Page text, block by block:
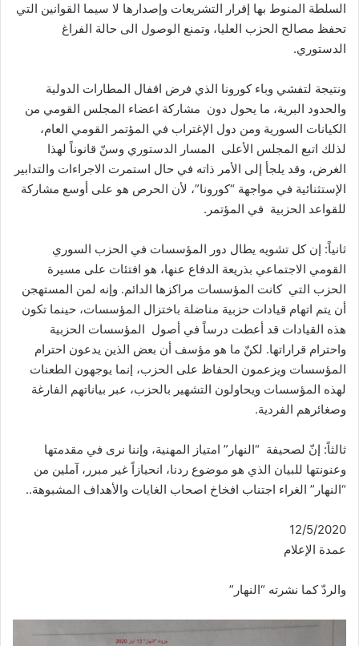
السلطة المنوط بها إقرار التشريعات وإصدارها لا سيما القوانين التي
تحفظ مصالح الحزب العليا، وتمنع الوصول الى حالة الفراغ
الدستوري.
ونتيجة لتفشي وباء كورونا الذي فرض اقفال المطارات الدولية
والحدود البرية، ما يحول دون مشاركة اعضاء المجلس القومي من
الكيانات السورية ومن دول الإغتراب في المؤتمر القومي العام،
لذلك اتبع المجلس الأعلى المسار الدستوري وسنّ قانوناً لهذا
الغرض، وقد يلجأ إلى الأمر ذاته في حال استمرت الاجراءات والتدابير
الإستثنائية في مواجهة “كورونا”، لأن الحرص هو على أوسع مشاركة
للقواعد الحزبية في المؤتمر.
ثانياً: إن كل تشويه يطال دور المؤسسات في الحزب السوري
القومي الاجتماعي بذريعة الدفاع عنها، هو افتئات على مسيرة
الحزب التي كانت المؤسسات مراكزها الدائم. وإنه لمن المستهجن
أن يتم اتهام قيادات حزبية مناضلة باختزال المؤسسات، حينما تكون
هذه القيادات قد أعطت درساً في أصول المؤسسات الحزبية
واحترام قراراتها. لكنّ ما هو مؤسف أن بعض الذين يدعون احترام
المؤسسات ويزعمون الحفاظ على الحزب، إنما يوجهون الطعنات
لهذه المؤسسات ويحاولون التشهير بالحزب، عبر بياناتهم الفارغة
وصغائرهم الفردية.
ثالثاً: إنّ لصحيفة “النهار” امتياز المهنية، وإننا نرى في مقدمتها
وعنونتها للبيان الذي هو موضوع ردنا، انحيازاً غير مبرر، آملين من
“النهار” الغراء اجتناب افخاخ اصحاب الغايات والأهداف المشبوهة..
عمدة الإعلام
والردّ كما نشرته “النهار”